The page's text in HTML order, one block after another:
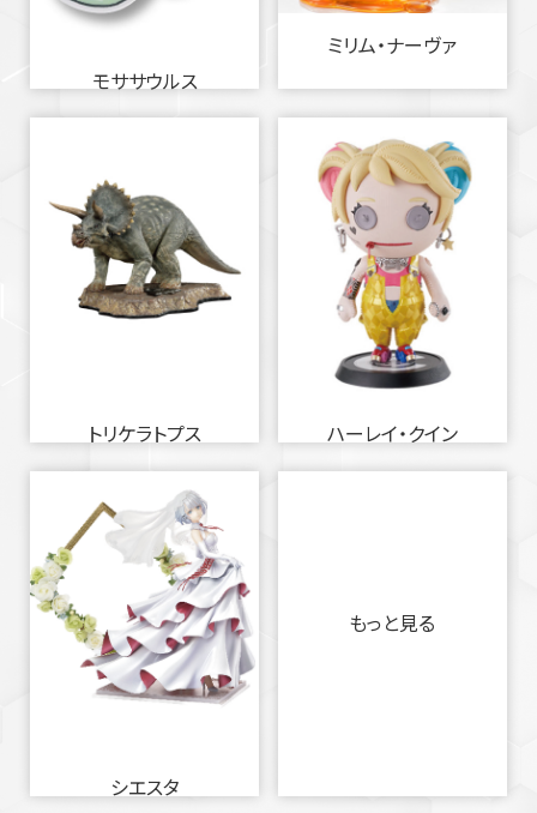
モササウルス
ミリム・ナーヴァ
トリケラトプス ハーレイ・クイン
シエスタ
もっと見る